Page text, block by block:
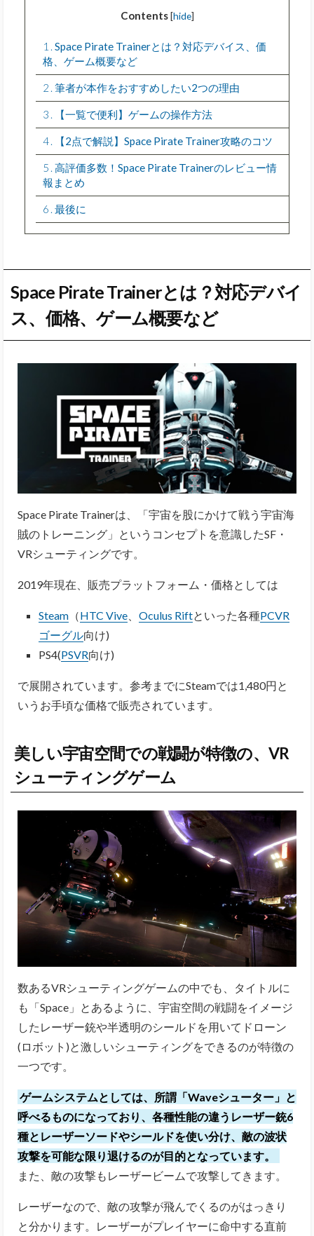
Contents [hide]
1
Space Pirate Trainerとは？対応デバイス、価
格、ゲーム概要など
2 筆者が本作をおすすめしたい2つの理由
3 【一覧で便利】ゲームの操作方法
4 【2点で解説】Space Pirate Trainer攻略のコツ
5 高評価多数！Space Pirate Trainerのレビュー情
報まとめ
6 最後に
Space Pirate Trainerとは？対応デバイ
ス、価格、ゲーム概要など
Space Pirate Trainerは、「宇宙を股にかけて戦う宇宙海
賊のトレーニング」というコンセプトを意識したSF・
VRシューティングです。
2019年現在、販売プラットフォーム・価格としては
Steam （HTC Vive Oculus Riftといった各種PCVR
ゴーグル向け)
PS4(PSVR向け)
で展開されています。参考までにSteamでは1,480円と
いうお手頃な価格で販売されています。
美しい宇宙空間での戦闘が特徴の、VR
シューティングゲーム
数あるVRシューティングゲームの中でも、タイトルに
も「Space」とあるように、宇宙空間の戦闘をイメージ
したレーザー銃や半透明のシールドを用いてドローン
(ロボット)と激しいシューティングをできるのが特徴の
一つです。
ゲームシステムとしては、所謂「Waveシューター」と
呼べるものになっており、各種性能の違うレーザー銃6
種とレーザーソードやシールドを使い分け、敵の波状
攻撃を可能な限り退けるのが目的となっています。
また、敵の攻撃もレーザービームで攻撃してきます。
レーザーなので、敵の攻撃が飛んでくるのがはっきり
と分かります。レーザーがプレイヤーに命中する直前